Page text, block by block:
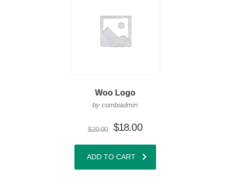
Woo Logo
by combiadmin
$20.00 $18.00
ADD TO CART